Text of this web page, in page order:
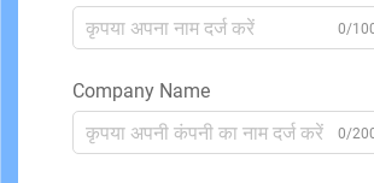
0/
Company Name
0/